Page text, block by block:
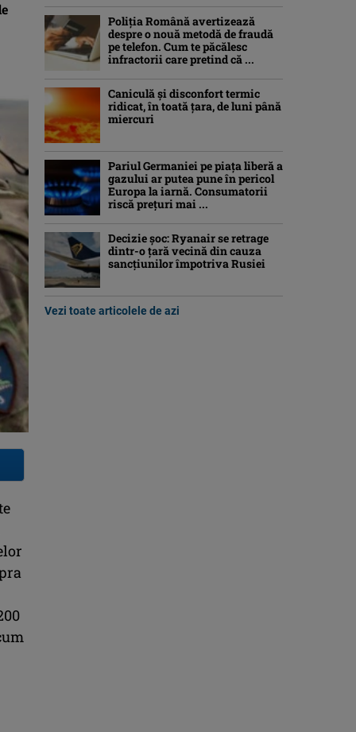
Poliția Română avertizează
despre o nouă metodă de fraudă
pe telefon. Cum te păcălesc
infractorii care pretind că ...
Caniculă şi disconfort termic
ridicat, în toată ţara, de luni până
miercuri
Pariul Germaniei pe piaţa liberă a
gazului ar putea pune în pericol
Europa la iarnă. Consumatorii
riscă preţuri mai ...
Decizie șoc: Ryanair se retrage
dintr-o țară vecină din cauza
sancțiunilor împotriva Rusiei
Vezi toate articolele de azi